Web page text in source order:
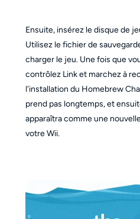
Ensuite, insérez le disque de
Utilisez le fichier de
charger le jeu. Une fois que
contrôlez Link et marchez à
l'installation du Homebrew
prend pas longtemps, et
apparaîtra comme une
votre Wii.